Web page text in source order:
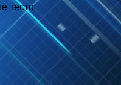
тесто